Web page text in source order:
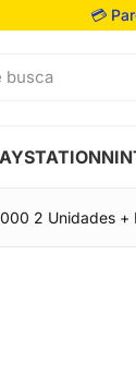
💳
2 Unidades